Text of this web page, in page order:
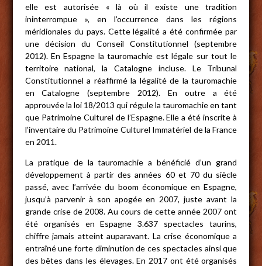
elle est autorisée « là où il existe une tradition
ininterrompue », en l’occurrence dans les régions
méridionales du pays. Cette légalité a été confirmée par
une décision du Conseil Constitutionnel (septembre
2012). En Espagne la tauromachie est légale sur tout le
territoire national, la Catalogne incluse. Le Tribunal
Constitutionnel a réaffirmé la légalité de la tauromachie
en Catalogne (septembre 2012). En outre a été
approuvée la loi 18/2013 qui régule la tauromachie en tant
que Patrimoine Culturel de l’Espagne. Elle a été inscrite à
l’inventaire du Patrimoine Culturel Immatériel de la France
en 2011.
La pratique de la tauromachie a bénéficié d’un grand
développement à partir des années 60 et 70 du siècle
passé, avec l’arrivée du boom économique en Espagne,
jusqu’à parvenir à son apogée en 2007, juste avant la
grande crise de 2008. Au cours de cette année 2007 ont
été organisés en Espagne 3.637 spectacles taurins,
chiffre jamais atteint auparavant. La crise économique a
entraîné une forte diminution de ces spectacles ainsi que
des bêtes dans les élevages. En 2017 ont été organisés